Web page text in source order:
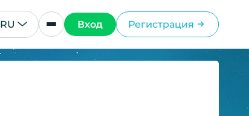
RU Вход Регистрация